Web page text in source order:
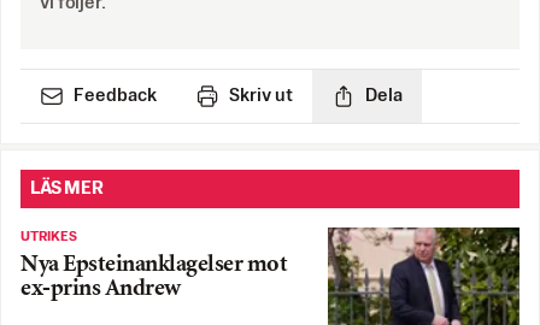
Feedback Skriv ut Dela
LÄS MER
UTRIKES
Nya Epsteinanklagelser mot
ex-prins Andrew